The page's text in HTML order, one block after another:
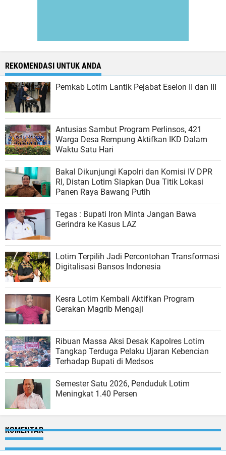
REKOMENDASI UNTUK ANDA
Pemkab Lotim Lantik Pejabat Eselon II dan III
Antusias Sambut Program Perlinsos, 421
Warga Desa Rempung Aktifkan IKD Dalam
Waktu Satu Hari
Bakal Dikunjungi Kapolri dan Komisi IV DPR
RI, Distan Lotim Siapkan Dua Titik Lokasi
Panen Raya Bawang Putih
Tegas : Bupati Iron Minta Jangan Bawa
Gerindra ke Kasus LAZ
Lotim Terpilih Jadi Percontohan Transformasi
Digitalisasi Bansos Indonesia
Kesra Lotim Kembali Aktifkan Program
Gerakan Magrib Mengaji
Ribuan Massa Aksi Desak Kapolres Lotim
Tangkap Terduga Pelaku Ujaran Kebencian
Terhadap Bupati di Medsos
Semester Satu 2026, Penduduk Lotim
Meningkat 1.40 Persen
KOMENTAR